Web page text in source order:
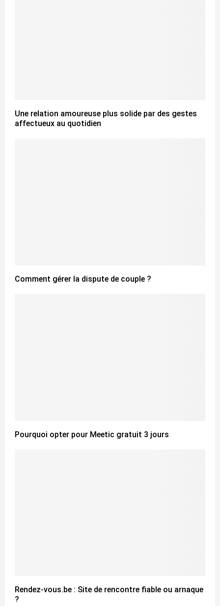
Une relation amoureuse plus solide par des gestes
affectueux au quotidien
Comment gérer la dispute de couple ?
Pourquoi opter pour Meetic gratuit 3 jours
Rendez-vous.be : Site de rencontre fiable ou arnaque
?